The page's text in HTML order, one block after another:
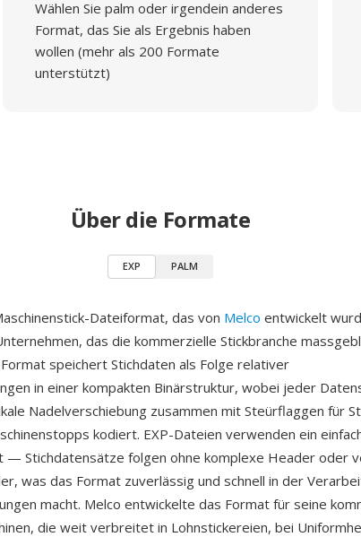
Wählen Sie palm oder irgendein anderes
Format, das Sie als Ergebnis haben
wollen (mehr als 200 Formate
unterstützt)
Über die Formate
EXP PALM
Dateiformat, das von Melco entwickelt
das die kommerzielle Stickbranche
speichert Stichdaten als Folge relativer
in einer kompakten Binärstruktur, wobei jeder
Nadelverschiebung zusammen mit Steürflaggen für
kodiert. EXP-Dateien verwenden ein
— Stichdatensätze folgen ohne komplexe Header oder
was das Format zuverlässig und schnell in der
macht. Melco entwickelte das Format für seine
die weit verbreitet in Lohnstickereien, bei